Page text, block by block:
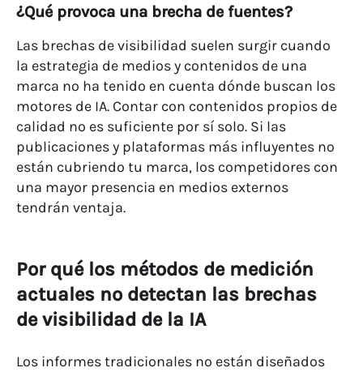
¿Qué provoca una brecha de fuentes?
Las brechas de visibilidad suelen surgir cuando
la estrategia de medios y contenidos de una
marca no ha tenido en cuenta dónde buscan los
motores de IA. Contar con contenidos propios de
calidad no es suficiente por sí solo. Si las
publicaciones y plataformas más influyentes no
están cubriendo tu marca, los competidores con
una mayor presencia en medios externos
tendrán ventaja.
Por qué los métodos de medición
actuales no detectan las brechas
de visibilidad de la IA
Los informes tradicionales no están diseñados